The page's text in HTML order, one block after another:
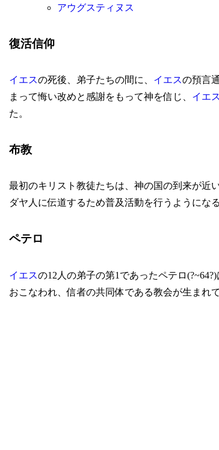
アウグスティヌス
復活信仰
イエスの死後、弟子たちの間に、 イエスの預言
まって悔い改めと感謝をもって神を信じ、 イエス
た。
布教
最初のキリスト教徒たちは、神の国の到来が近
ダヤ人に伝道するため普及活動を行うようになる
ペテロ
イエスの12人の弟子の第1であったペテロ
おこなわれ、信者の共同体である教会が生まれて